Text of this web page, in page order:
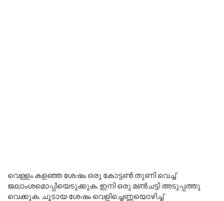
വെള്ളം കളഞ്ഞ ശേഷം ഒരു കോട്ടൺ തുണി വെച്ച്
ജലാംശമൊപ്പിയെടുക്കുക. ഇനി ഒരു മൺചട്ടി അടുപ്പത്തു
വെക്കുക. ചൂടായ ശേഷം വെളിച്ചെണ്ണയൊഴിച്ച്